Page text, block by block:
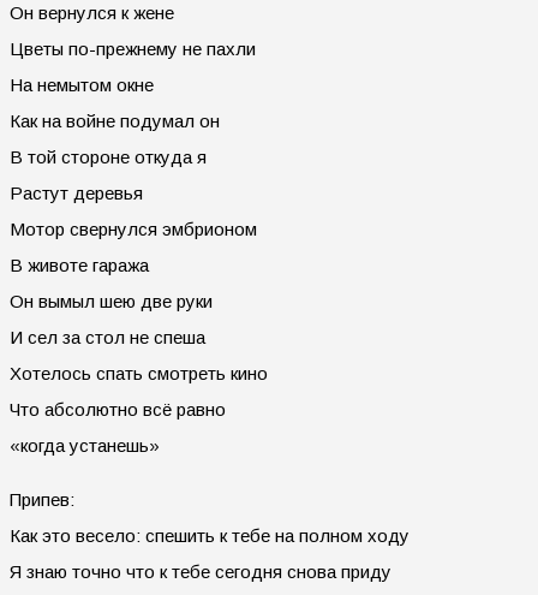
Он вернулся к жене
Цветы по-прежнему не пахли
На немытом окне
Как на войне подумал он
В той стороне откуда я
Растут деревья
Мотор свернулся эмбрионом
В животе гаража
Он вымыл шею две руки
И сел за стол не спеша
Хотелось спать смотреть кино
Что абсолютно всё равно
«когда устанешь»
Припев:
Как это весело: спешить к тебе на полном ходу
Я знаю точно что к тебе сегодня снова приду